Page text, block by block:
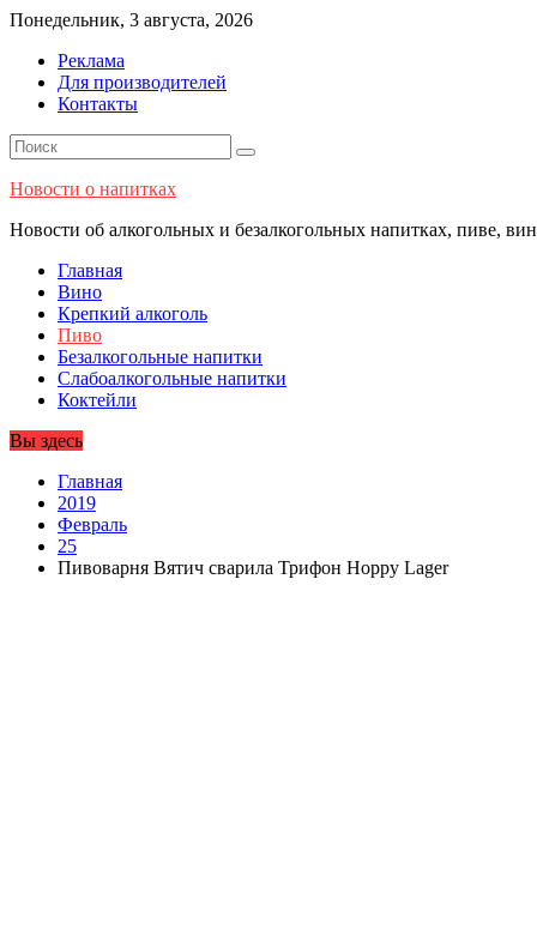
Перейти
содержимому
Понедельник, 3 августа, 2026
Реклама
Для производителей
Контакты
Новости о напитках
Новости об алкогольных и безалкогольных напитках, пиве,
Главная
Вино
Крепкий алкоголь
Пиво
Безалкогольные напитки
Слабоалкогольные напитки
Коктейли
Вы здесь
Главная
2019
Февраль
25
Пивоварня Вятич сварила Трифон Hoppy Lager